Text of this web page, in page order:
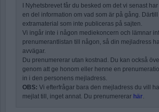
I Nyhetsbrevet får du besked om det vi senast
en del information om vad som är på gång.
extramaterial som inte publiceras på sajten.
Vi ingår inte i någon mediekoncern och lämnar
prenumerantlistan till någon, så din mejladress
avvägar.
Du prenumererar utan kostnad. Du kan också
genom att ge honom eller henne en
in i den personens mejladress.
OBS: Vi efterfrågar bara den mejladress du vill
mejlat till, inget annat. Du prenumererar här.